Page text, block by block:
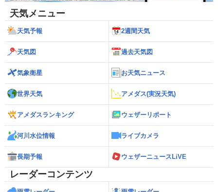
天気メニュー
天気予報 2週間天気
天気図 過去天気図
気象衛星 お天気ニュース
世界天気 アメダス(実況天気)
アメダスランキング ウェザーリポート
河川水位情報 ライブカメラ
長期予報 ウェザーニュースLiVE
レーダーコンテンツ